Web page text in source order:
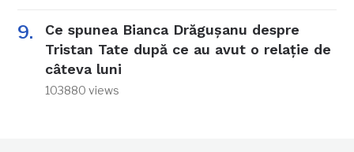
Ce spunea Bianca Drăgușanu despre
Tristan Tate după ce au avut o relație de
câteva luni
103880 views